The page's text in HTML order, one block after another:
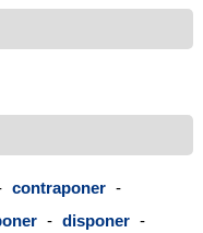
contraponer -
- disponer -